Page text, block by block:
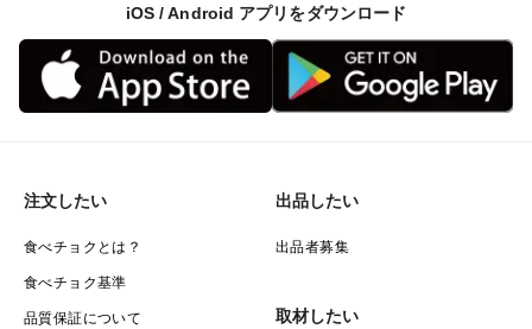
iOS / Android アプリをダウンロード
注文したい
食べチョクとは？
食べチョク基準
品質保証について
出品したい
出品者募集
取材したい